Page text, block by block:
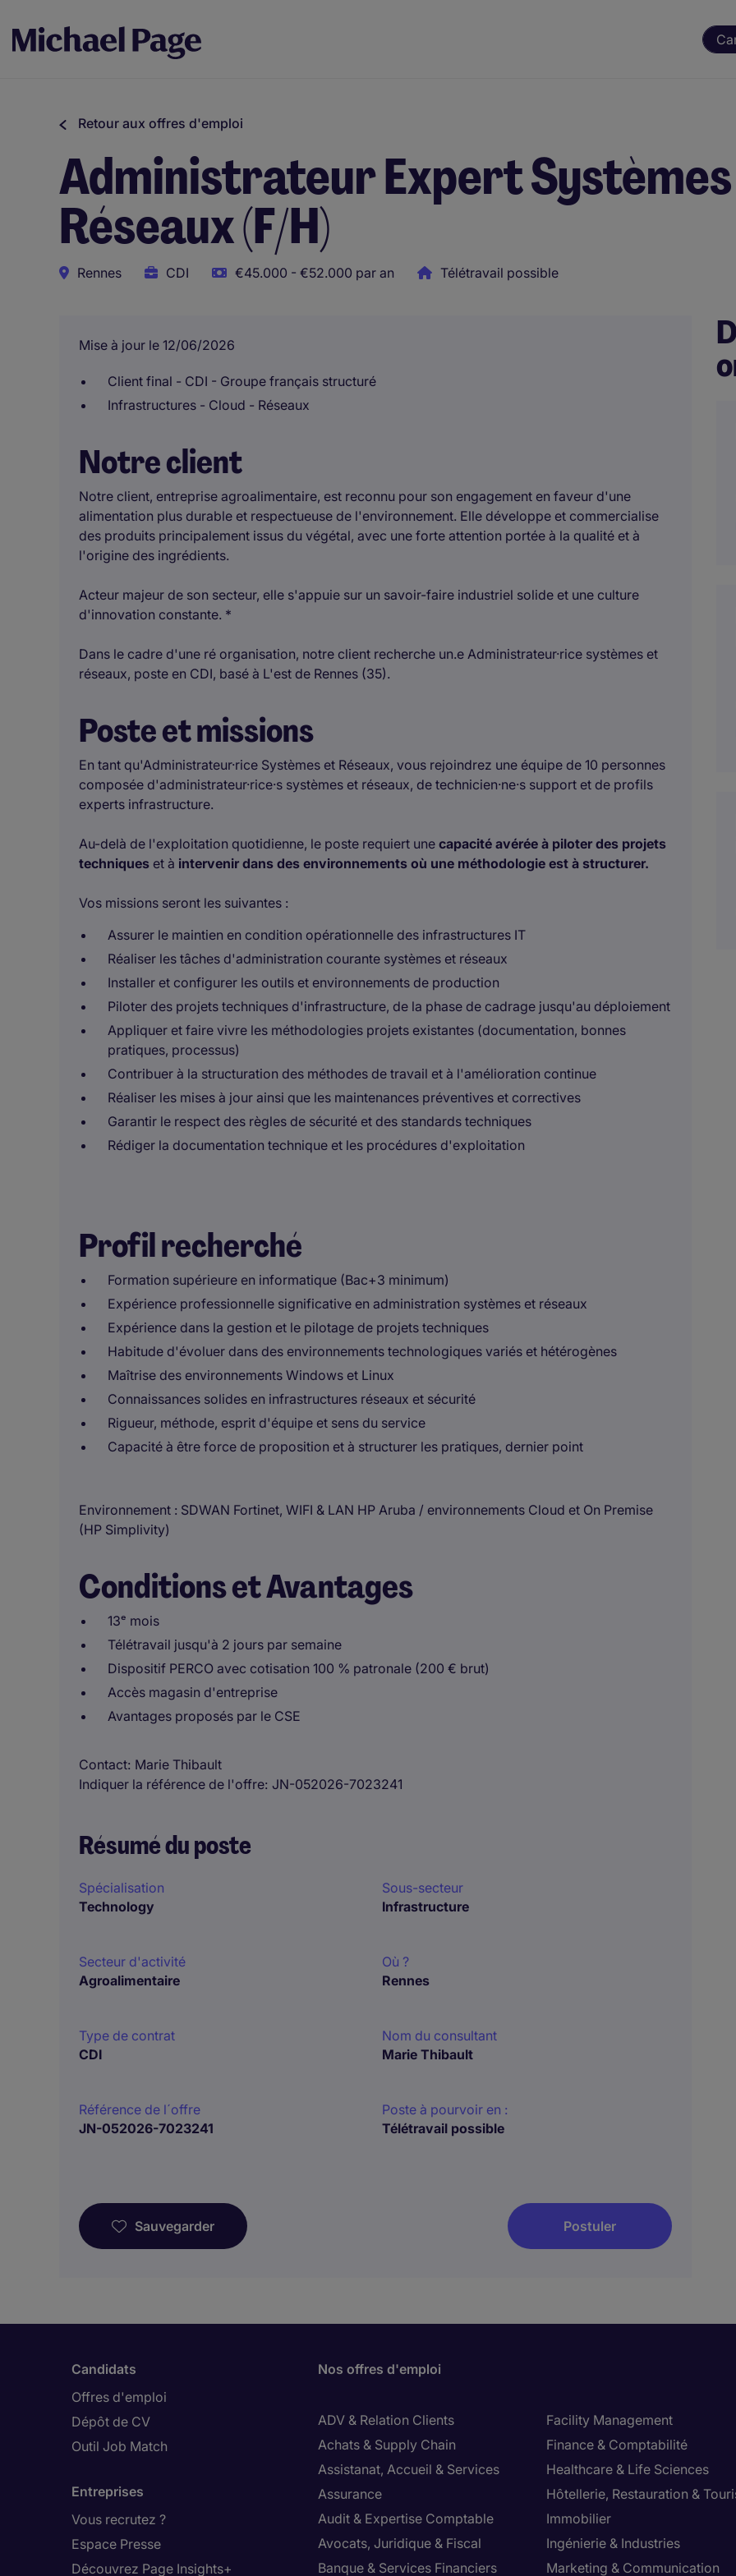
Retour aux offres d'emploi
Administrateur Expert
Réseaux (F/H)
Rennes CDI €45.000 - €52.000 par an Télétravail possible
Mise à jour le 12/06/2026
Client final - CDI - Groupe français structuré
Infrastructures - Cloud - Réseaux
Notre client
Notre client, entreprise agroalimentaire, est reconnu pour son engagement en faveur d'une
alimentation plus durable et respectueuse de l'environnement. Elle développe et commercialise
des produits principalement issus du végétal, avec une forte attention portée à la qualité et à
l'origine des ingrédients.
Acteur majeur de son secteur, elle s'appuie sur un savoir-faire industriel solide et une culture
d'innovation constante. *
Dans le cadre d'une ré organisation, notre client recherche un.e Administrateur·rice systèmes et
réseaux, poste en CDI, basé à L'est de Rennes (35).
Poste et missions
En tant qu'Administrateur·rice Systèmes et Réseaux, vous rejoindrez une équipe de 10 personnes
composée d'administrateur·rice·s systèmes et réseaux, de technicien·ne·s support et de profils
experts infrastructure.
Au-delà de l'exploitation quotidienne, le poste requiert une capacité avérée à piloter des projets
techniques et à intervenir dans des environnements où une méthodologie est à structurer.
Vos missions seront les suivantes :
Assurer le maintien en condition opérationnelle des infrastructures IT
Réaliser les tâches d'administration courante systèmes et réseaux
Installer et configurer les outils et environnements de production
Piloter des projets techniques d'infrastructure, de la phase de cadrage jusqu'au déploiement
Appliquer et faire vivre les méthodologies projets existantes (documentation, bonnes
pratiques, processus)
Contribuer à la structuration des méthodes de travail et à l'amélioration continue
Réaliser les mises à jour ainsi que les maintenances préventives et correctives
Garantir le respect des règles de sécurité et des standards techniques
Rédiger la documentation technique et les procédures d'exploitation
Profil recherché
Formation supérieure en informatique (Bac+3 minimum)
Expérience professionnelle significative en administration systèmes et réseaux
Expérience dans la gestion et le pilotage de projets techniques
Habitude d'évoluer dans des environnements technologiques variés et hétérogènes
Maîtrise des environnements Windows et Linux
Connaissances solides en infrastructures réseaux et sécurité
Rigueur, méthode, esprit d'équipe et sens du service
Capacité à être force de proposition et à structurer les pratiques, dernier point
Environnement : SDWAN Fortinet, WIFI & LAN HP Aruba / environnements Cloud et On Premise
(HP Simplivity)
Conditions et Avantages
13ᵉ mois
Télétravail jusqu'à 2 jours par semaine
Dispositif PERCO avec cotisation 100 % patronale (200 € brut)
Accès magasin d'entreprise
Avantages proposés par le CSE
Contact Marie Thibault
Indiquer la référence de l'offre JN-052026-7023241
Résumé du poste
Spécialisation
Technology
Sous-secteur
Infrastructure
Secteur d'activité
Agroalimentaire
Où ?
Rennes
Type de contrat
CDI
Nom du consultant
Marie Thibault
Référence de l´offre
JN-052026-7023241
Poste à pourvoir en :
Télétravail possible
Sauvegarder Postuler
Candidats
Offres d'emploi
Dépôt de CV
Outil Job Match
Entreprises
Vous recrutez ?
Espace Presse
Découvrez Page Insights+
Nos offres d'emploi
ADV & Relation Clients
Achats & Supply Chain
Assistanat, Accueil & Services
Assurance
Audit & Expertise Comptable
Avocats, Juridique & Fiscal
Banque & Services Financiers
Facility Management
Finance & Comptabilité
Healthcare & Life Sciences
Hôtellerie, Restauration &
Immobilier
Ingénierie & Industries
Marketing & Communication